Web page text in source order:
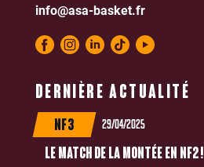
DERNIÈRE ACTUALITÉ
NF3 29/04/2025
LE MATCH DE LA MONTÉE EN NF2 !
info@asa-basket.fr